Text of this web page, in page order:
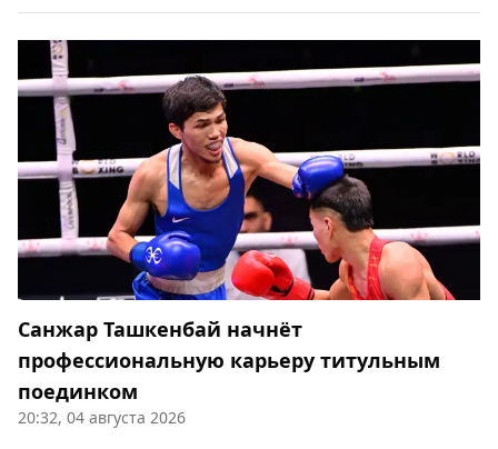
Санжар Ташкенбай начнёт
профессиональную карьеру титульным
поединком
20:32, 04 августа 2026